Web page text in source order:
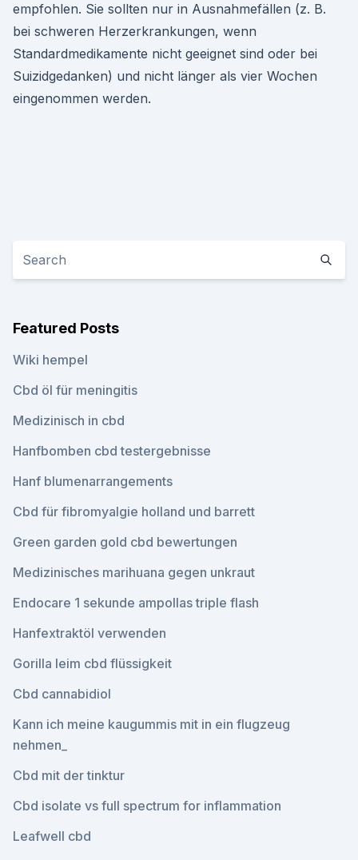
empfohlen. Sie sollten nur in Ausnahmefällen (z. B.
bei schweren Herzerkrankungen, wenn
Standardmedikamente nicht geeignet sind oder bei
Suizidgedanken) und nicht länger als vier Wochen
eingenommen werden.
Featured Posts
Wiki hempel
Cbd öl für meningitis
Medizinisch in cbd
Hanfbomben cbd testergebnisse
Hanf blumenarrangements
Cbd für fibromyalgie holland und barrett
Green garden gold cbd bewertungen
Medizinisches marihuana gegen unkraut
Endocare 1 sekunde ampollas triple flash
Hanfextraktöl verwenden
Gorilla leim cbd flüssigkeit
Cbd cannabidiol
Kann ich meine kaugummis mit in ein flugzeug
nehmen_
Cbd mit der tinktur
Cbd isolate vs full spectrum for inflammation
Leafwell cbd